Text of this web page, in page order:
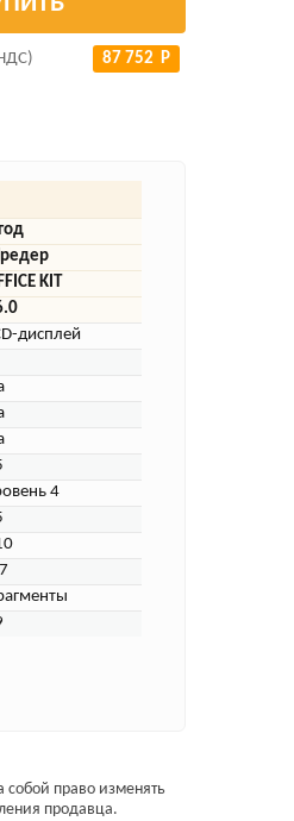
87 752 Р
KIT
дисплей
4
собой право изменять
продавца.